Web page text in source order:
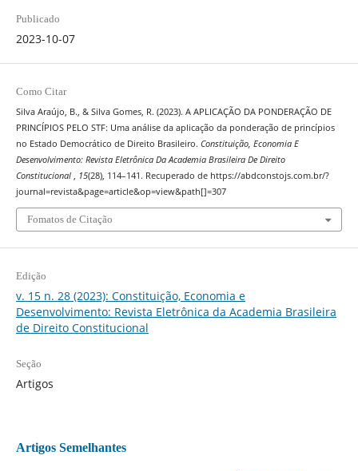
Publicado
2023-10-07
Como Citar
Silva Araújo, B., & Silva Gomes, R. (2023). A APLICAÇÃO DA PONDERAÇÃO DE
PRINCÍPIOS PELO STF: Uma análise da aplicação da ponderação de princípios
no Estado Democrático de Direito Brasileiro. Constituição, Economia E
Desenvolvimento: Revista Eletrônica Da Academia Brasileira De Direito
Constitucional , 15(28), 114–141. Recuperado de https://abdconstojs.com.br/?
journal=revista&page=article&op=view&path[]=307
Fomatos de Citação
Edição
v. 15 n. 28 (2023): Constituição, Economia e
Desenvolvimento: Revista Eletrônica da Academia Brasileira
de Direito Constitucional
Seção
Artigos
Artigos Semelhantes